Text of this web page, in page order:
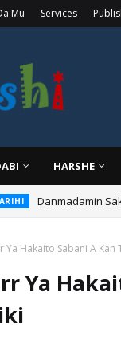
Mu Services
HARSHE
Danmadamin
Hakaito Sabani A Kan
Ya